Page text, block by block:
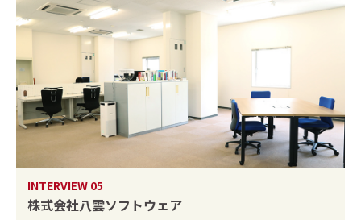
INTERVIEW 05
株式会社八雲ソフトウェア